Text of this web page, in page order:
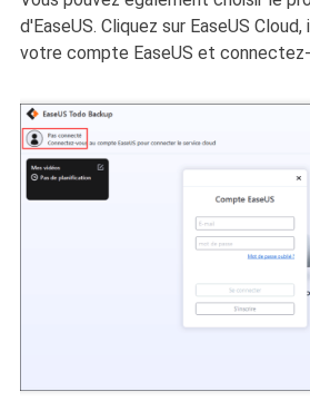
d'EaseUS. Cliquez sur EaseUS
votre compte EaseUS et